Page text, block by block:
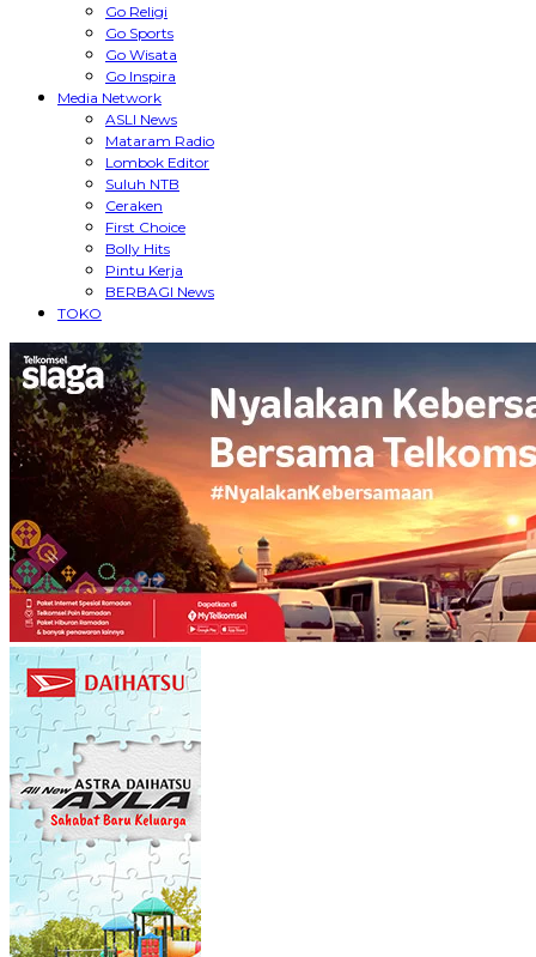
Go Religi
Go Sports
Go Wisata
Go Inspira
Media Network
ASLI News
Mataram Radio
Lombok Editor
Suluh NTB
Ceraken
First Choice
Bolly Hits
Pintu Kerja
BERBAGI News
TOKO